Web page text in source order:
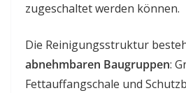
zugeschaltet werden können.
Die Reinigungsstruktur
abnehmbaren Baugruppen:
Fettauffangschale und